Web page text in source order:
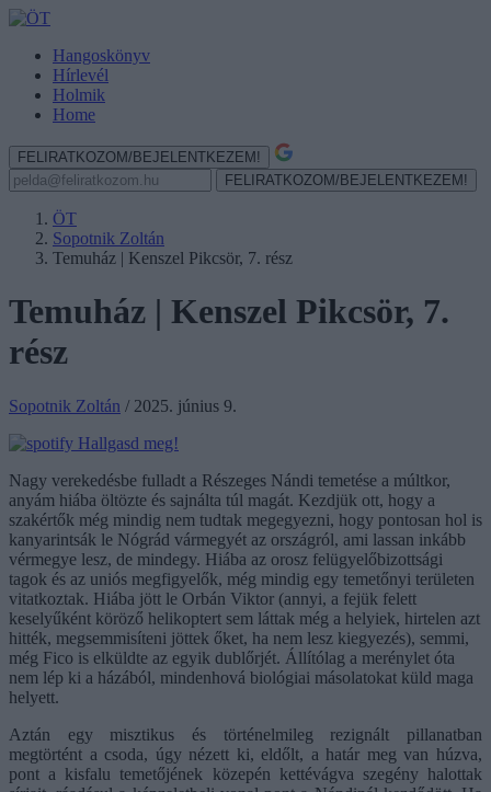
Hangoskönyv
Hírlevél
Holmik
Home
FELIRATKOZOM/BEJELENTKEZEM!
FELIRATKOZOM/BEJELENTKEZEM!
ÖT
Sopotnik Zoltán
Temuház | Kenszel Pikcsör, 7. rész
Temuház | Kenszel Pikcsör, 7.
rész
Sopotnik Zoltán / 2025. június 9.
Hallgasd meg!
Nagy verekedésbe fulladt a Részeges Nándi temetése a múltkor,
anyám hiába öltözte és sajnálta túl magát. Kezdjük ott, hogy a
szakértők még mindig nem tudtak megegyezni, hogy pontosan hol is
kanyarintsák le Nógrád vármegyét az országról, ami lassan inkább
vérmegye lesz, de mindegy. Hiába az orosz felügyelőbizottsági
tagok és az uniós megfigyelők, még mindig egy temetőnyi területen
vitatkoztak. Hiába jött le Orbán Viktor (annyi, a fejük felett
keselyűként köröző helikoptert sem láttak még a helyiek, hirtelen azt
hitték, megsemmisíteni jöttek őket, ha nem lesz kiegyezés), semmi,
még Fico is elküldte az egyik dublőrjét. Állítólag a merénylet óta
nem lép ki a házából, mindenhová biológiai másolatokat küld maga
helyett.
Aztán egy misztikus és történelmileg rezignált pillanatban
megtörtént a csoda, úgy nézett ki, eldőlt, a határ meg van húzva,
pont a kisfalu temetőjének közepén kettévágva szegény halottak